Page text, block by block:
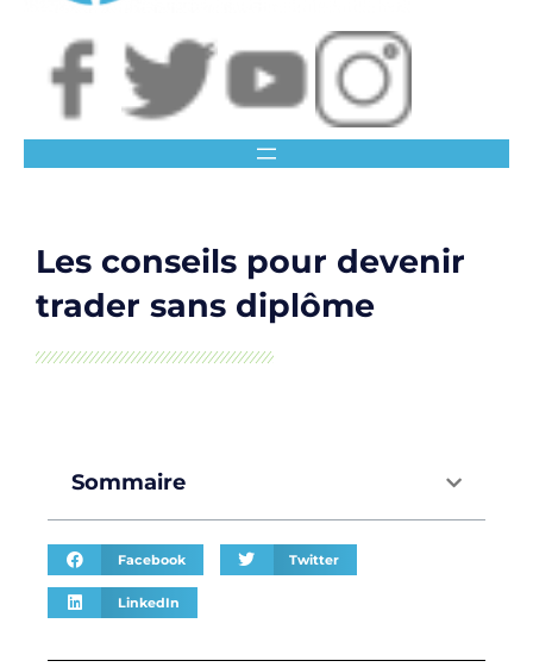
Les conseils pour devenir
trader sans diplôme
Sommaire
Facebook Twitter
LinkedIn